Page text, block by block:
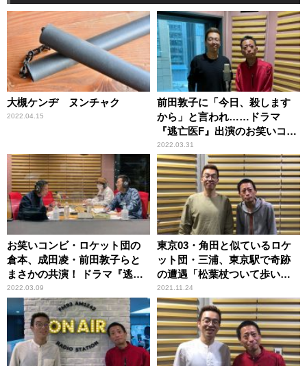
大槻ケンヂ ヌンチャク
2022.04.15
前田敦子に「今日、殺します
から」と言われ……ドラマ
『逃亡医F』出演のお笑いコン
ビ・ロケット団の倉本が驚き
のやり取り明かす
2022.03.31
お笑いコンビ・ロケット団の
倉本、成田凌・前田敦子らと
まさかの共演！ ドラマ『逃亡
医F』の撮影裏側を明かす
2022.03.09
東京03・角田と似ているロケ
ット団・三浦、東京駅で奇跡
の遭遇「松葉杖ついて歩いて
たら角田さんが見えてきて、
松葉杖ついてるの（笑）」
2021.11.24